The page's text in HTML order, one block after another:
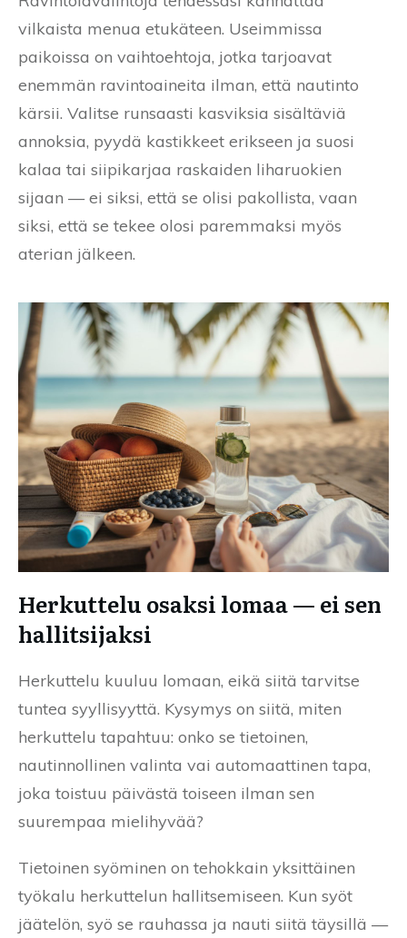
vilkaista menua etukäteen. Useimmissa
paikoissa on vaihtoehtoja, jotka tarjoavat
enemmän ravintoaineita ilman, että nautinto
kärsii. Valitse runsaasti kasviksia sisältäviä
annoksia, pyydä kastikkeet erikseen ja suosi
kalaa tai siipikarjaa raskaiden liharuokien
sijaan — ei siksi, että se olisi pakollista, vaan
siksi, että se tekee olosi paremmaksi myös
aterian jälkeen.
Herkuttelu osaksi lomaa — ei sen
hallitsijaksi
Herkuttelu kuuluu lomaan, eikä siitä tarvitse
tuntea syyllisyyttä. Kysymys on siitä, miten
herkuttelu tapahtuu: onko se tietoinen,
nautinnollinen valinta vai automaattinen tapa,
joka toistuu päivästä toiseen ilman sen
suurempaa mielihyvää?
Tietoinen syöminen on tehokkain yksittäinen
työkalu herkuttelun hallitsemiseen. Kun syöt
jäätelön, syö se rauhassa ja nauti siitä täysillä —